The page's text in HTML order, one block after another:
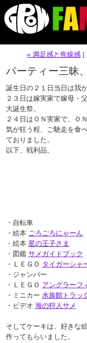
« 満足感と焦燥感 |
パーティー三昧
誕生日の２１日当日は我
２３日は嫁実家で嫁母・
大誕生祭。
２４日はＯＮ実家で、Ｏ
気が狂う程、ご馳走を食
ておりました。
以下、戦利品。
・自転車
・絵本 ごろごろにゃーん
・絵本 星の王子さま
・図鑑 サメガイドブック
・ＬＥＧＯ タイガーシャ
・ジャンパー
・ＬＥＧＯ アングラーフ
・ミニカー 水族館トラッ
・ビデオ 海の狩人サメ
そしてケーキは、好きな
作ってもらいました。